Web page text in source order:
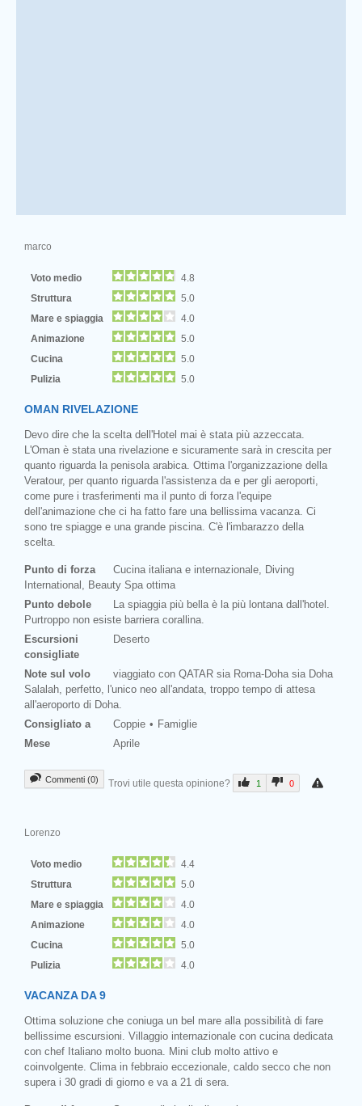
marco
Voto medio
4.8
Struttura
5.0
Mare e spiaggia
4.0
Animazione
5.0
Cucina
5.0
Pulizia
5.0
OMAN RIVELAZIONE
Devo dire che la scelta dell'Hotel mai è stata più azzeccata.
L'Oman è stata una rivelazione e sicuramente sarà in crescita per
quanto riguarda la penisola arabica. Ottima l'organizzazione della
Veratour, per quanto riguarda l'assistenza da e per gli aeroporti,
come pure i trasferimenti ma il punto di forza l'equipe
dell'animazione che ci ha fatto fare una bellissima vacanza. Ci
sono tre spiagge e una grande piscina. C'è l'imbarazzo della
scelta.
Punto di forza
Cucina italiana e internazionale, Diving
International, Beauty Spa ottima
Punto debole
La spiaggia più bella è la più lontana dall'hotel.
Purtroppo non esiste barriera corallina.
Escursioni
consigliate
Deserto
Note sul volo
viaggiato con QATAR sia Roma-Doha sia Doha
Salalah, perfetto, l'unico neo all'andata, troppo tempo di attesa
all'aeroporto di Doha.
Consigliato a
Coppie
Famiglie
Mese
Aprile
Commenti (0) Trovi utile questa opinione? 1 0
Lorenzo
Voto medio
4.4
Struttura
5.0
Mare e spiaggia
4.0
Animazione
4.0
Cucina
5.0
Pulizia
4.0
VACANZA DA 9
Ottima soluzione che coniuga un bel mare alla possibilità di fare
bellissime escursioni. Villaggio internazionale con cucina dedicata
con chef Italiano molto buona. Mini club molto attivo e
coinvolgente. Clima in febbraio eccezionale, caldo secco che non
supera i 30 gradi di giorno e va a 21 di sera.